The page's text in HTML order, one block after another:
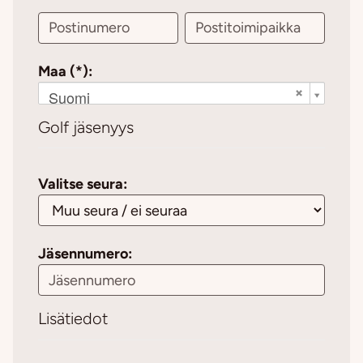
Maa (*):
Suomi
Golf jäsenyys
Valitse seura:
Jäsennumero:
Lisätiedot